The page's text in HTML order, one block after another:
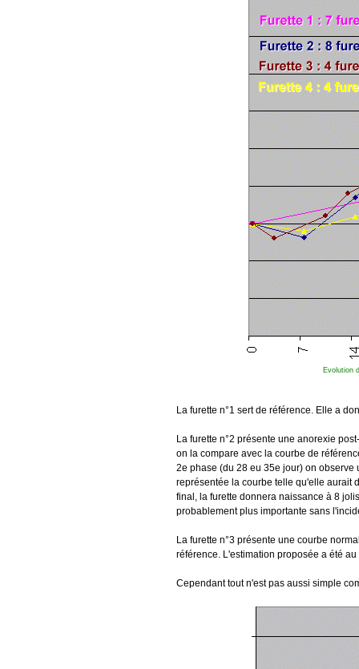
Evolution
La furette n°1 sert de référence. Elle a
La furette n°2 présente une anorexie
on la compare avec la courbe de
2e phase (du 28 eu 35e jour) on
représentée la courbe telle qu'elle aurait
final, la furette donnera naissance à 8
probablement plus importante sans
La furette n°3 présente une courbe
référence. L'estimation proposée a été
Cependant tout n'est pas aussi simple